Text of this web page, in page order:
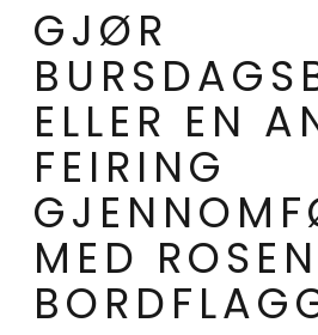
GJØR
ELLER EN
FEIRING
MED